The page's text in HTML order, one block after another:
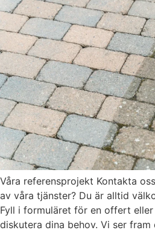
Våra referensprojekt Kontakta
av våra tjänster? Du är alltid
Fyll i formuläret för en offert
diskutera dina behov. Vi ser